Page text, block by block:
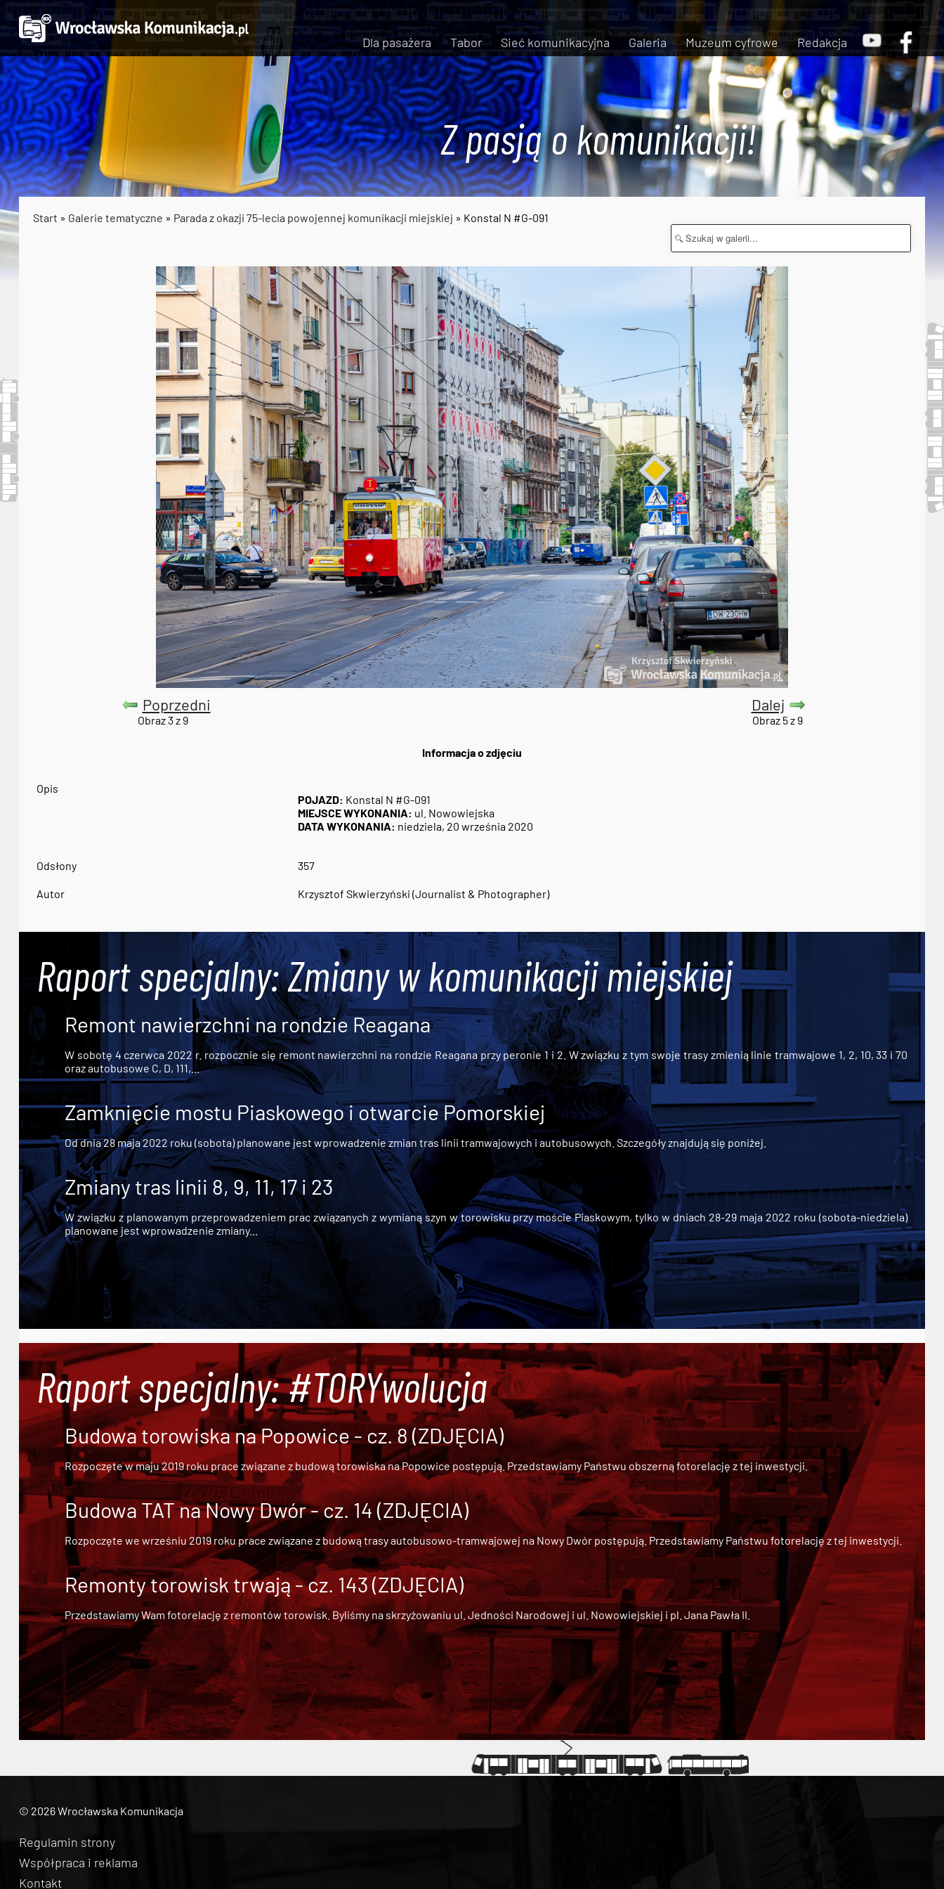
Dla pasażera Tabor Sieć komunikacyjna Galeria Muzeum cyfrowe Redakcja
Z pasją o komunikacji!
Start » Galerie tematyczne » Parada z okazji 75-lecia powojennej komunikacji miejskiej » Konstal N #G-091
Poprzedni
Obraz 3 z 9
Dalej
Obraz 5 z 9
Informacja o zdjęciu
Opis
POJAZD: Konstal N #G-091
MIEJSCE WYKONANIA: ul. Nowowiejska
DATA WYKONANIA: niedziela, 20 września 2020
Odsłony 357
Autor Krzysztof Skwierzyński (Journalist & Photographer)
Raport specjalny: Zmiany w komunikacji miejskiej
Remont nawierzchni na rondzie Reagana
W sobotę 4 czerwca 2022 r. rozpocznie się remont nawierzchni na rondzie Reagana przy peronie 1 i 2. W związku z tym swoje trasy zmienią linie tramwajowe 1, 2, 10, 33 i 70
oraz autobusowe C, D, 111,...
Zamknięcie mostu Piaskowego i otwarcie Pomorskiej
Od dnia 28 maja 2022 roku (sobota) planowane jest wprowadzenie zmian tras linii tramwajowych i autobusowych. Szczegóły znajdują się poniżej.
Zmiany tras linii 8, 9, 11, 17 i 23
W związku z planowanym przeprowadzeniem prac związanych z wymianą szyn w torowisku przy moście Piaskowym, tylko w dniach 28-29 maja 2022 roku (sobota-niedziela)
planowane jest wprowadzenie zmiany...
Raport specjalny: #TORYwolucja
Budowa torowiska na Popowice - cz. 8 (ZDJĘCIA)
Rozpoczęte w maju 2019 roku prace związane z budową torowiska na Popowice postępują. Przedstawiamy Państwu obszerną fotorelację z tej inwestycji.
Budowa TAT na Nowy Dwór - cz. 14 (ZDJĘCIA)
Rozpoczęte we wrześniu 2019 roku prace związane zbudową trasy autobusowo-tramwajowej na Nowy Dwórpostępują. Przedstawiamy Państwu fotorelację z tej inwestycji.
Remonty torowisk trwają - cz. 143 (ZDJĘCIA)
Przedstawiamy Wam fotorelację z remontów torowisk. Byliśmy na skrzyżowaniu ul. Jedności Narodowej i ul. Nowowiejskiej i pl. Jana Pawła II.
© 2026 Wrocławska Komunikacja
Regulamin strony
Współpraca i reklama
Kontakt